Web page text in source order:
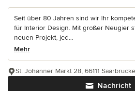
Seit über 80 Jahren sind wir Ihr
für Interior Design. Mit großer Neugier
neuen Projekt, jed...
Mehr
Nachricht
St. Johanner Markt 28, 66111